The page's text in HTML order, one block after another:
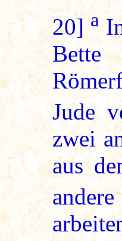
20] a
Bette
Jude
zwei
aus